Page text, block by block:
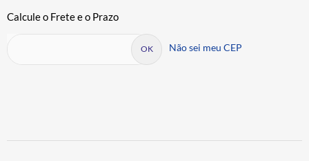
Não sei meu CEP